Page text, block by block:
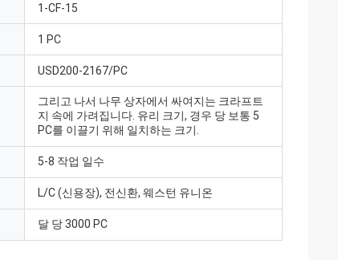
1-CF-15
1 PC
USD200-2167/PC
그리고 나서 나무 상자에서 싸여지는 크라프트
지 속에 가려집니다. 유리 크기, 경우 당 보통 5
PC를 이끌기 위해 일치하는 크기.
5-8 작업 일수
L/C (신용장), 전신환, 웨스턴 유니온
달 당 3000 PC